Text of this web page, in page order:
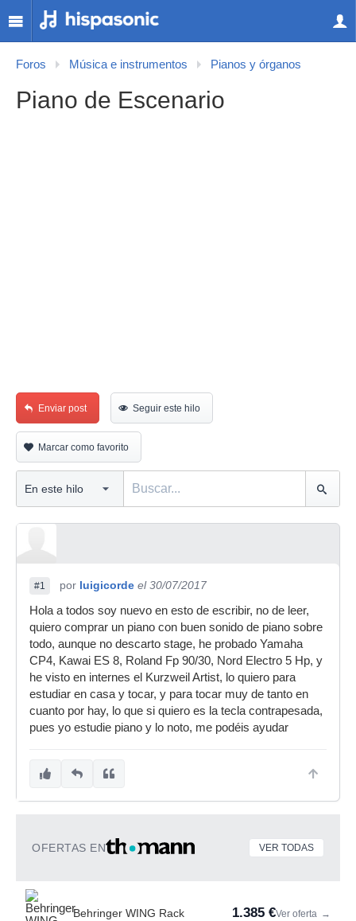
Foros Música e instrumentos Pianos y órganos
Piano de Escenario
Enviar post Seguir este hilo
Marcar como favorito
#1 por luigicorde el 30/07/2017
Hola a todos soy nuevo en esto de escribir, no de leer,
quiero comprar un piano con buen sonido de piano sobre
todo, aunque no descarto stage, he probado Yamaha
CP4, Kawai ES 8, Roland Fp 90/30, Nord Electro 5 Hp, y
he visto en internes el Kurzweil Artist, lo quiero para
estudiar en casa y tocar, y para tocar muy de tanto en
cuanto por hay, lo que si quiero es la tecla contrapesada,
pues yo estudie piano y lo noto, me podéis ayudar
OFERTAS EN VER TODAS
Behringer WING Rack 1.385 €Ver oferta →